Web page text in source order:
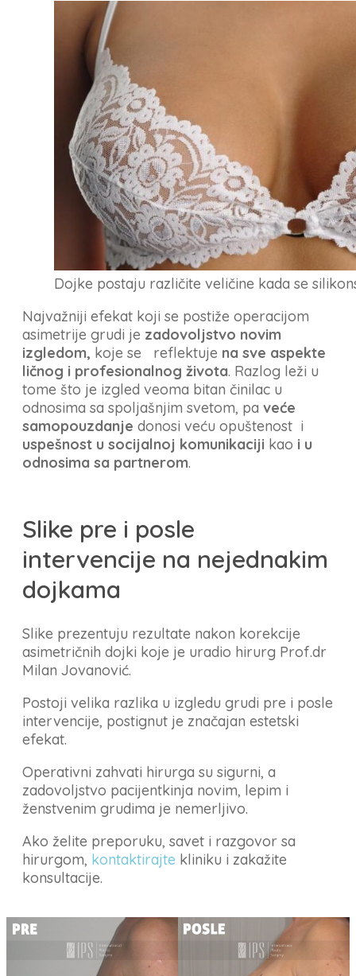
Dojke postaju različite veličine kada se
Najvažniji efekat koji se postiže operacijom
asimetrije grudi je zadovoljstvo novim
izgledom, koje se reflektuje na sve aspekte
ličnog i profesionalnog života. Razlog leži u
tome što je izgled veoma bitan činilac u
odnosima sa spoljašnjim svetom, pa veće
samopouzdanje donosi veću opuštenost i
uspešnost u socijalnoj komunikaciji kao i u
odnosima sa partnerom.
Slike pre i posle
intervencije na nejednakim
dojkama
Slike prezentuju rezultate nakon korekcije
asimetričnih dojki koje je uradio hirurg Prof.dr
Milan Jovanović.
Postoji velika razlika u izgledu grudi pre i posle
intervencije, postignut je značajan estetski
efekat.
Operativni zahvati hirurga su sigurni, a
zadovoljstvo pacijentkinja novim, lepim i
ženstvenim grudima je nemerljivo.
Ako želite preporuku, savet i razgovor sa
hirurgom, kontaktirajte kliniku i zakažite
konsultacije.